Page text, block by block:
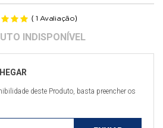
( 1 Avaliação)
deste Produto, basta preencher os